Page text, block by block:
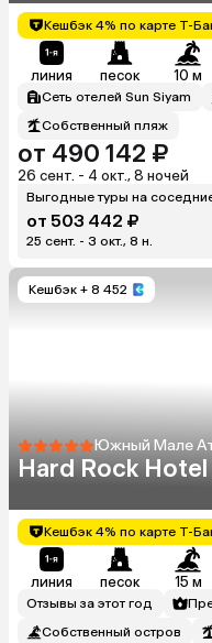
Кешбэк 4% по карте Т-
линия песок 10 м
Сеть отелей Sun Siyam
Собственный пляж
от 490 142 ₽
26 сент. - 4 окт., 8 ночей
Выгодные туры на
от 503 442 ₽
25 сент. - 3 окт., 8 н.
Кешбэк + 8 452
Южный Мале
Hard Rock
Кешбэк 4% по карте Т-
линия песок 15 м
Отзывы за этот год
Собственный остров